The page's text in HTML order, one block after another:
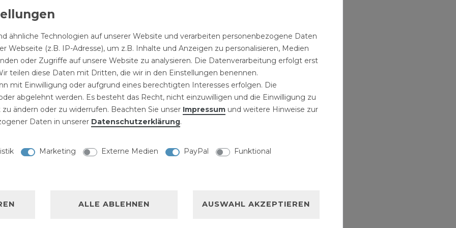
DATEN
2 Zoll 120cm
ähnliche Technologien auf unserer Website und verarbeiten personenbezogene Daten
Webseite (z.B. IP-Adresse), um z.B. Inhalte und Anzeigen zu personalisieren, Medien
oder Zugriffe auf unsere Website zu analysieren. Die Datenverarbeitung erfolgt erst
teilen diese Daten mit Dritten, die wir in den Einstellungen benennen.
mit Einwilligung oder aufgrund eines berechtigten Interesses erfolgen. Die
abgelehnt werden. Es besteht das Recht, nicht einzuwilligen und die Einwilligung zu
ändern oder zu widerrufen. Beachten Sie unser Impressum und weitere Hinweise zur
Daten in unserer Daten­schutz­erklärung.
Marketing Externe Medien PayPal Funktional
ALLE ABLEHNEN AUSWAHL AKZEPTIEREN